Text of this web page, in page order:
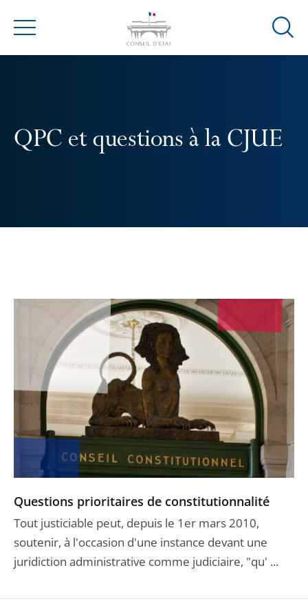
Menu
Ouvrir
QPC et questions à la CJUE
Questions prioritaires de constitutionnalité
Tout justiciable peut, depuis le 1er mars 2010,
soutenir, à l'occasion d'une instance devant une
juridiction administrative comme judiciaire, "qu' ...